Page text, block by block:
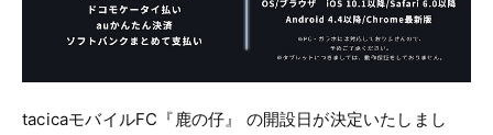
tacicaモバイルFC『鹿の仔』 の開設日が決定いたしまし